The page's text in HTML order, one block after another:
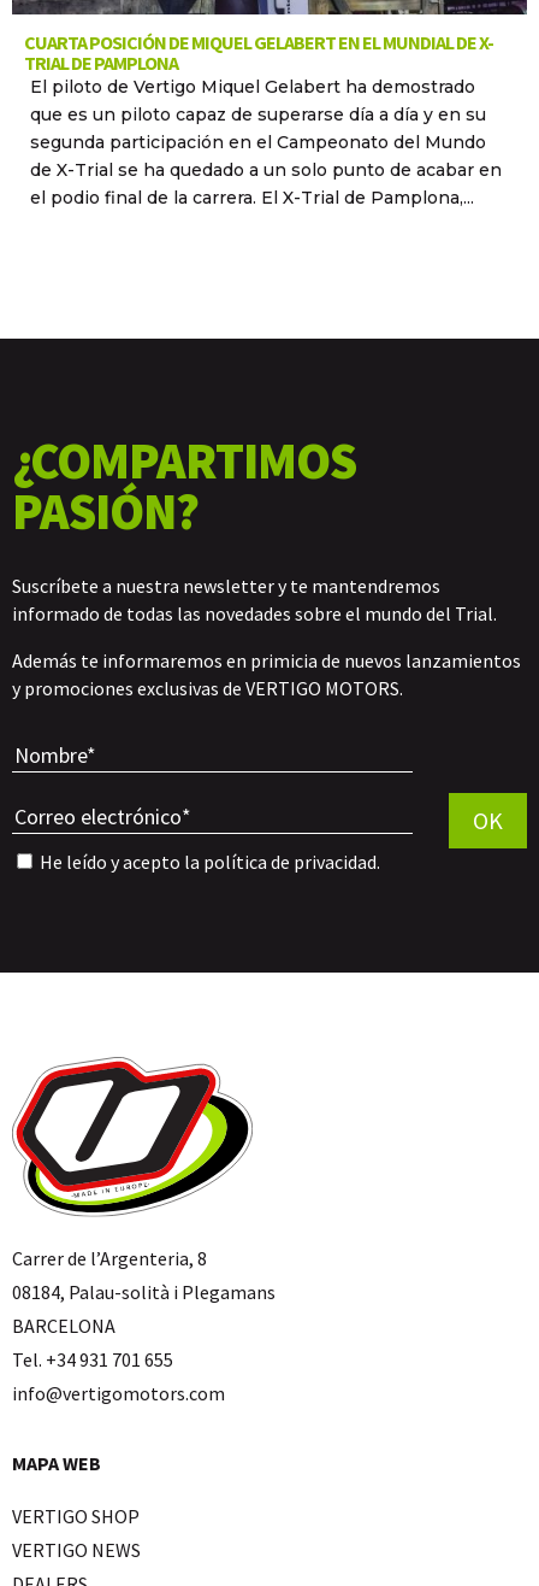
CUARTA POSICIÓN DE MIQUEL GELABERT EN EL MUNDIAL DE X-
TRIAL DE PAMPLONA
El piloto de Vertigo Miquel Gelabert ha demostrado
que es un piloto capaz de superarse día a día y en su
segunda participación en el Campeonato del Mundo
de X-Trial se ha quedado a un solo punto de acabar en
el podio final de la carrera. El X-Trial de Pamplona,...
¿COMPARTIMOS
PASIÓN?
Suscríbete a nuestra newsletter y te mantendremos
informado de todas las novedades sobre el mundo del Trial.
Además te informaremos en primicia de nuevos lanzamientos
y promociones exclusivas de VERTIGO MOTORS.
He leído y acepto la política de privacidad.
OK
Carrer de l’Argenteria, 8
08184, Palau-solità i Plegamans
BARCELONA
Tel. +34 931 701 655
info@vertigomotors.com
MAPA WEB
VERTIGO SHOP
VERTIGO NEWS